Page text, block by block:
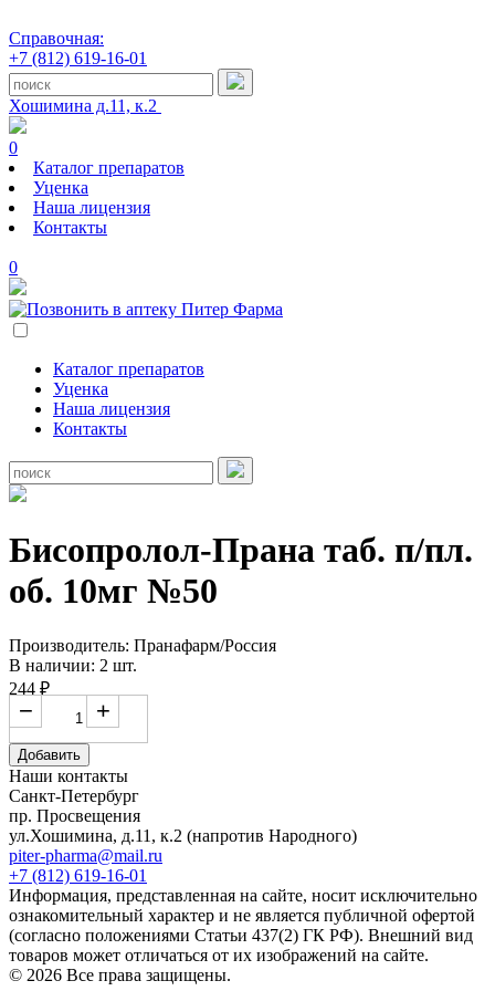
Справочная:
+7 (812) 619-16-01
Хошимина д.11, к.2
0
Каталог препаратов
Уценка
Наша лицензия
Контакты
0
Каталог препаратов
Уценка
Наша лицензия
Контакты
Бисопролол-Прана таб. п/пл.
об. 10мг №50
Производитель: Пранафарм/Россия
В наличии: 2 шт.
244 ₽
+
−
Добавить
Наши контакты
Санкт-Петербург
пр. Просвещения
ул.Хошимина, д.11, к.2 (напротив Народного)
piter-pharma@mail.ru
+7 (812) 619-16-01
Информация, представленная на сайте, носит исключительно
ознакомительный характер и не является публичной офертой
(согласно положениями Статьи 437(2) ГК РФ). Внешний вид
товаров может отличаться от их изображений на сайте.
© 2026 Все права защищены.